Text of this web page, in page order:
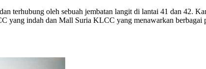
oleh sebuah jembatan langit di lantai 41 dan 42.
yang indah dan Mall Suria KLCC yang menawarkan berbagai